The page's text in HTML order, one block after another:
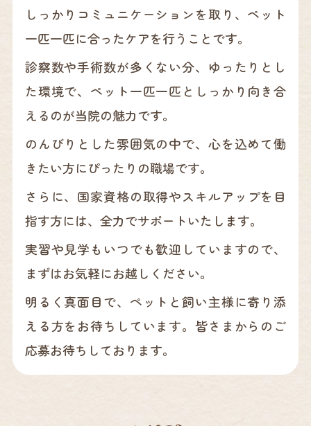
しっかりコミュニケーションを取り、ペット
一匹一匹に合ったケアを行うことです。
診察数や手術数が多くない分、ゆったりとし
た環境で、ペット一匹一匹としっかり向き合
えるのが当院の魅力です。
のんびりとした雰囲気の中で、心を込めて働
きたい方にぴったりの職場です。
さらに、国家資格の取得やスキルアップを目
指す方には、全力でサポートいたします。
実習や見学もいつでも歓迎していますので、
まずはお気軽にお越しください。
明るく真面目で、ペットと飼い主様に寄り添
える方をお待ちしています。皆さまからのご
応募お待ちしております。